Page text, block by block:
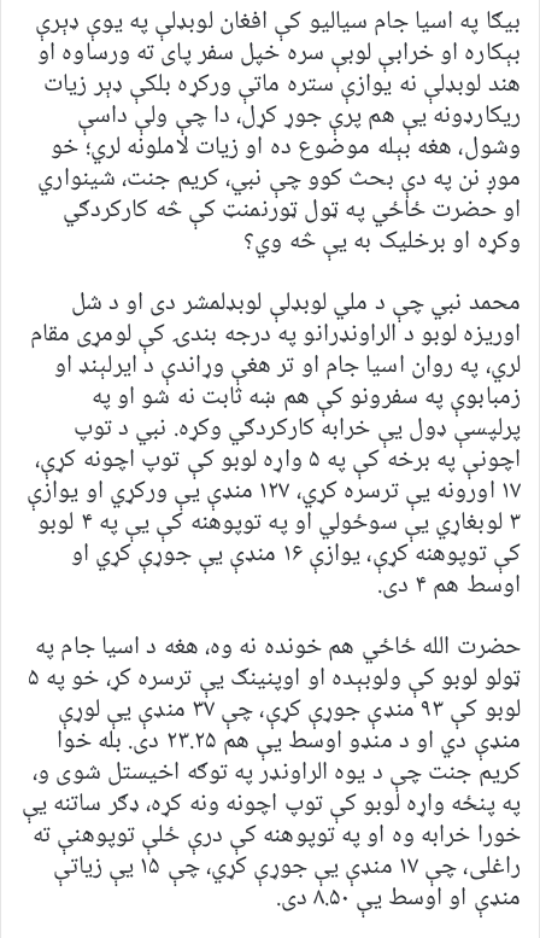
بیګا په اسیا جام سیالیو کې افغان لوبډلې په یوې ډېرې
بېکاره او خرابې لوبې سره خپل سفر پای ته ورساوه او
هند لوبډلې نه یوازې ستره ماتې ورکړه بلکې ډېر زیات
ریکارډونه یې هم پرې جوړ کړل، دا چې ولې داسې
وشول، هغه بېله موضوع ده او زیات لاملونه لري؛ خو
موږ نن په دې بحث کوو چې نبي، کریم جنت، شینواري
او حضرت ځاځي په ټول ټورنمنټ کې څه کارکردګي
وکړه او برخلیک به یې څه وي؟
محمد نبي چې د ملي لوبډلې لوبډلمشر دی او د شل
اوریزه لوبو د الراونډرانو په درجه بندۍ کې لومړی مقام
لري، په روان اسیا جام او تر هغې وړاندې د ایرلېنډ او
زمبابوې په سفرونو کې هم ښه ثابت نه شو او په
پرلپسې ډول یې خرابه کارکردګي وکړه. نبي د توپ
اچونې په برخه کې په ۵ واړه لوبو کې توپ اچونه کړې،
۱۷ اورونه یې ترسره کړي، ۱۲۷ منډې یې ورکړي او یوازې
۳ لوبغاړي یې سوځولي او په توپوهنه کې یې په ۴ لوبو
کې توپوهنه کړې، یوازې ۱۶ منډې یې جوړې کړي او
اوسط هم ۴ دی.
حضرت الله ځاځي هم خونده نه وه، هغه د اسیا جام په
ټولو لوبو کې ولوبېده او اوپنینګ یې ترسره کړ، خو په ۵
لوبو کې ۹۳ منډې جوړې کړې، چې ۳۷ منډې یې لوړې
منډې دي او د منډو اوسط یې هم ۲۳.۲۵ دی. بله خوا
کریم جنت چې د یوه الراونډر په توګه اخیستل شوی و،
په پنځه واړه لوبو کې توپ اچونه ونه کړه، ډګر ساتنه یې
خورا خرابه وه او په توپوهنه کې درې ځلې توپوهنې ته
راغلی، چې ۱۷ منډې یې جوړې کړي، چې ۱۵ یې زیاتې
منډې او اوسط یې ۸.۵۰ دی.